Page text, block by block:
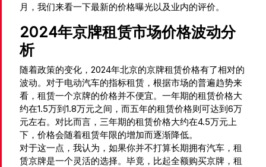
月，我们来看一下最新的价格曝光以及业内的评价。
2024年京牌租赁市场价格波动分
析
随着政策的变化，2024年北京的京牌租赁价格有了相对的
波动。对于电动汽车的指标租赁，根据市场的普遍趋势来
看，租赁一个京牌的价格并不便宜。一年期的租赁价格大
约在1.5万到1.8万元之间，而五年的租赁价格则可达到6万
元左右。对比而言，三年期的租赁价格大约在4.5万元上
下，价格会随着租赁年限的增加而逐渐降低。
对于这一点，我认为，如果你并不打算长期拥有汽车，租
赁京牌是一个灵活的选择。毕竟，比起全额购买京牌，租